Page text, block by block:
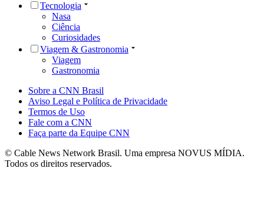
Tecnologia
Nasa
Ciência
Curiosidades
Viagem & Gastronomia
Viagem
Gastronomia
Sobre a CNN Brasil
Aviso Legal e Política de Privacidade
Termos de Uso
Fale com a CNN
Faça parte da Equipe CNN
© Cable News Network Brasil. Uma empresa NOVUS MÍDIA.
Todos os direitos reservados.